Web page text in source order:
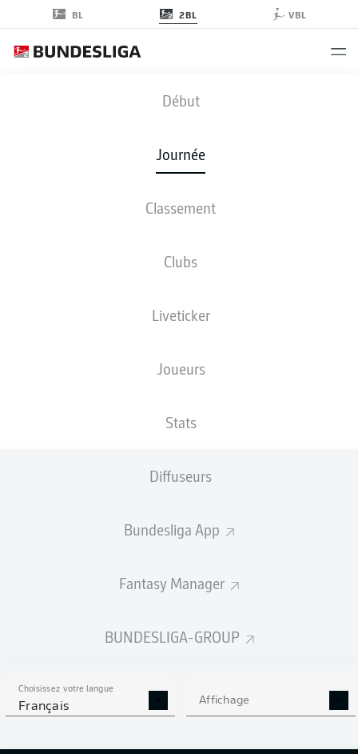
BL 2BL VBL
Début
Journée
Classement
Clubs
Liveticker
Joueurs
Stats
Diffuseurs
Bundesliga App
Fantasy Manager
BUNDESLIGA-GROUP
Choisissez votre langue
Français Affichage
SGF- EBS
3 3
COMPOSITIONS STATISTIQUES
LES ONZE DE DÉPART
Jonas Urbig
Jomaine ConsbruchRobert Wagner